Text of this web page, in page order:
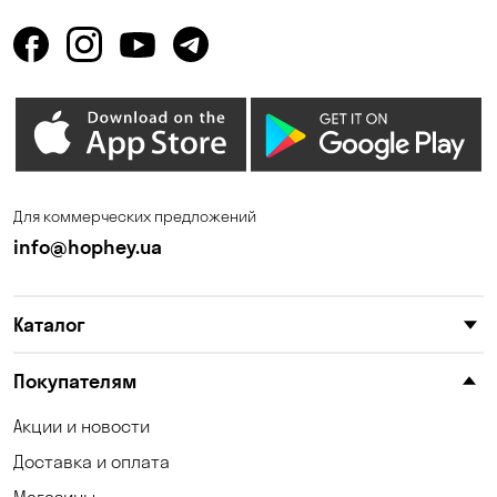
Горишние Плавни
Елизаветовка Зазимье
Калиновка
Киев
Княжичи
Котовка
Для коммерческих предложений
info@hophey.ua
Каталог
Покупателям
Акции и новости
Доставка и оплата